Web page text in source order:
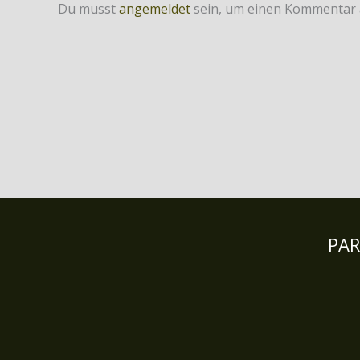
Du musstangemeldet sein, um einen Kommentar